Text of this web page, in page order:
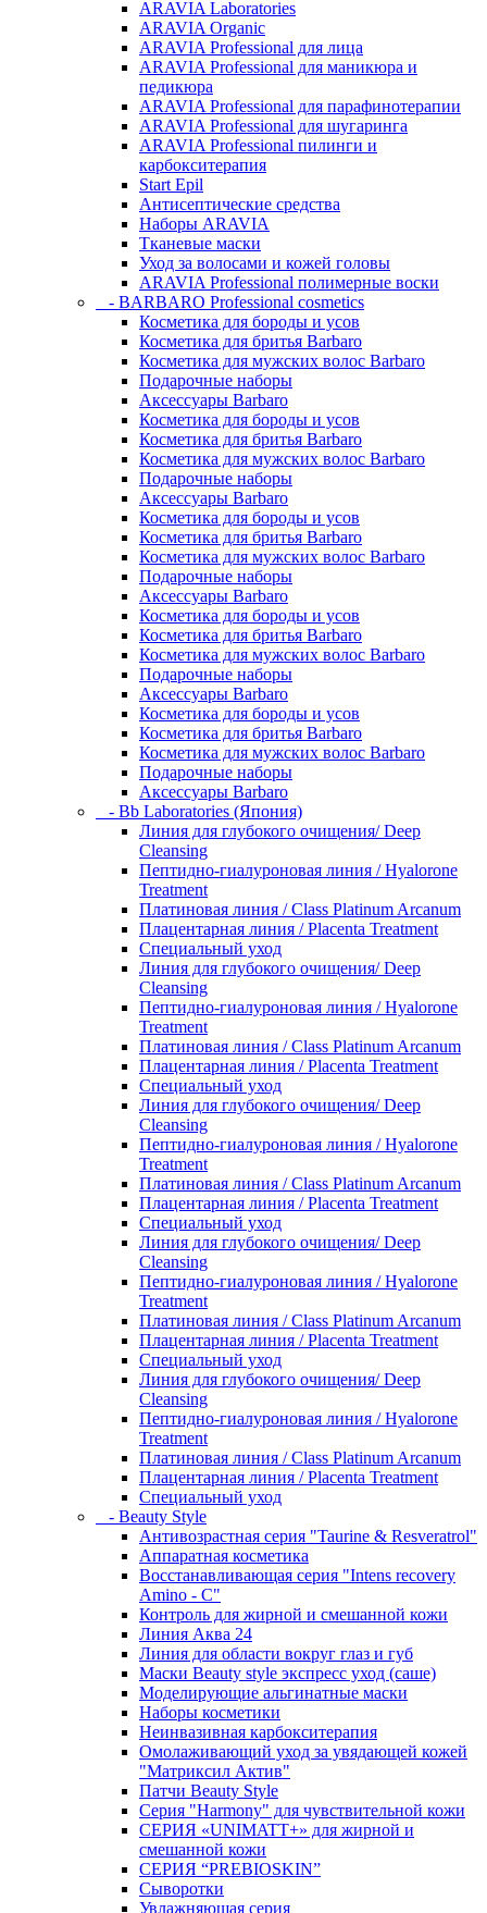
ARAVIA Laboratories
ARAVIA Organic
ARAVIA Professional для лица
ARAVIA Professional для маникюра и
педикюра
ARAVIA Professional для парафинотерапии
ARAVIA Professional для шугаринга
ARAVIA Professional пилинги и
карбокситерапия
Start Epil
Антисептические средства
Наборы ARAVIA
Тканевые маски
Уход за волосами и кожей головы
ARAVIA Professional полимерные воски
- BARBARO Professional cosmetics
Косметика для бороды и усов
Косметика для бритья Barbaro
Косметика для мужских волос Barbaro
Подарочные наборы
Аксессуары Barbaro
Косметика для бороды и усов
Косметика для бритья Barbaro
Косметика для мужских волос Barbaro
Подарочные наборы
Аксессуары Barbaro
Косметика для бороды и усов
Косметика для бритья Barbaro
Косметика для мужских волос Barbaro
Подарочные наборы
Аксессуары Barbaro
Косметика для бороды и усов
Косметика для бритья Barbaro
Косметика для мужских волос Barbaro
Подарочные наборы
Аксессуары Barbaro
Косметика для бороды и усов
Косметика для бритья Barbaro
Косметика для мужских волос Barbaro
Подарочные наборы
Аксессуары Barbaro
- Bb Laboratories (Япония)
Линия для глубокого очищения/ Deep
Cleansing
Пептидно-гиалуроновая линия / Hyalorone
Treatment
Платиновая линия / Class Platinum Arcanum
Плацентарная линия / Placenta Treatment
Специальный уход
Линия для глубокого очищения/ Deep
Cleansing
Пептидно-гиалуроновая линия / Hyalorone
Treatment
Платиновая линия / Class Platinum Arcanum
Плацентарная линия / Placenta Treatment
Специальный уход
Линия для глубокого очищения/ Deep
Cleansing
Пептидно-гиалуроновая линия / Hyalorone
Treatment
Платиновая линия / Class Platinum Arcanum
Плацентарная линия / Placenta Treatment
Специальный уход
Линия для глубокого очищения/ Deep
Cleansing
Пептидно-гиалуроновая линия / Hyalorone
Treatment
Платиновая линия / Class Platinum Arcanum
Плацентарная линия / Placenta Treatment
Специальный уход
Линия для глубокого очищения/ Deep
Cleansing
Пептидно-гиалуроновая линия / Hyalorone
Treatment
Платиновая линия / Class Platinum Arcanum
Плацентарная линия / Placenta Treatment
Специальный уход
- Beauty Style
Антивозрастная серия "Taurine & Resveratrol"
Аппаратная косметика
Восстанавливающая серия "Intens recovery
Amino - C"
Контроль для жирной и смешанной кожи
Линия Аква 24
Линия для области вокруг глаз и губ
Маски Beauty style экспресс уход (саше)
Моделирующие альгинатные маски
Наборы косметики
Неинвазивная карбокситерапия
Омолаживающий уход за увядающей кожей
"Матриксил Актив"
Патчи Beauty Style
Серия "Harmony" для чувствительной кожи
СЕРИЯ «UNIMATT+» для жирной и
смешанной кожи
СЕРИЯ “PREBIOSKIN”
Сыворотки
Увлажняющая серия